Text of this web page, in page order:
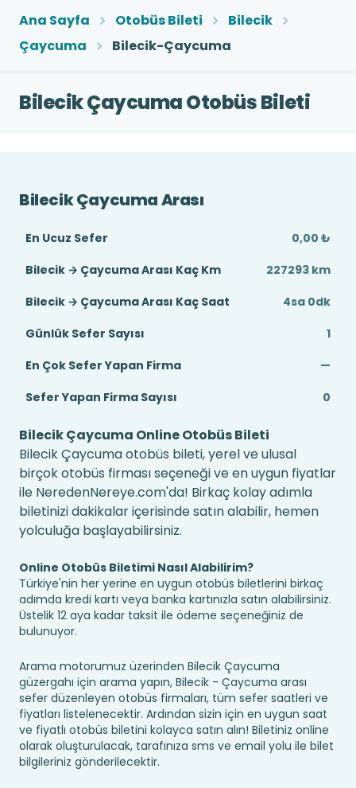
Ana Sayfa Otobüs Bileti
Bilecik
Çaycuma
Bilecik-Çaycuma
Bilecik Çaycuma Otobüs Bileti
Bilecik Çaycuma Arası
En Ucuz Sefer
0,00 ₺
Bilecik → Çaycuma Arası Kaç Km
227293 km
Bilecik → Çaycuma Arası Kaç Saat
4sa 0dk
Günlük Sefer Sayısı
1
En Çok Sefer Yapan Firma
—
Sefer Yapan Firma Sayısı
0
Bilecik Çaycuma Online Otobüs Bileti
Bilecik Çaycuma otobüs bileti, yerel ve ulusal
birçok otobüs firması seçeneği ve en uygun fiyatlar
ile NeredenNereye.com'da! Birkaç kolay adımla
biletinizi dakikalar içerisinde satın alabilir, hemen
yolculuğa başlayabilirsiniz.
Online Otobüs Biletimi Nasıl Alabilirim?
Türkiye'nin her yerine en uygun otobüs biletlerini birkaç
adımda kredi kartı veya banka kartınızla satın alabilirsiniz.
Üstelik 12 aya kadar taksit ile ödeme seçeneğiniz de
bulunuyor.
Arama motorumuz üzerinden Bilecik Çaycuma
güzergahı için arama yapın, Bilecik - Çaycuma arası
sefer düzenleyen otobüs firmaları, tüm sefer saatleri ve
fiyatları listelenecektir. Ardından sizin için en uygun saat
ve fiyatlı otobüs biletini kolayca satın alın! Biletiniz online
olarak oluşturulacak, tarafınıza sms ve email yolu ile bilet
bilgileriniz gönderilecektir.